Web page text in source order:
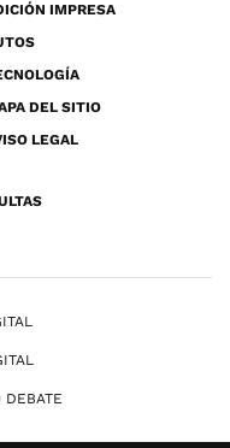
IMPRESA
DEL SITIO
LEGAL
DEBATE